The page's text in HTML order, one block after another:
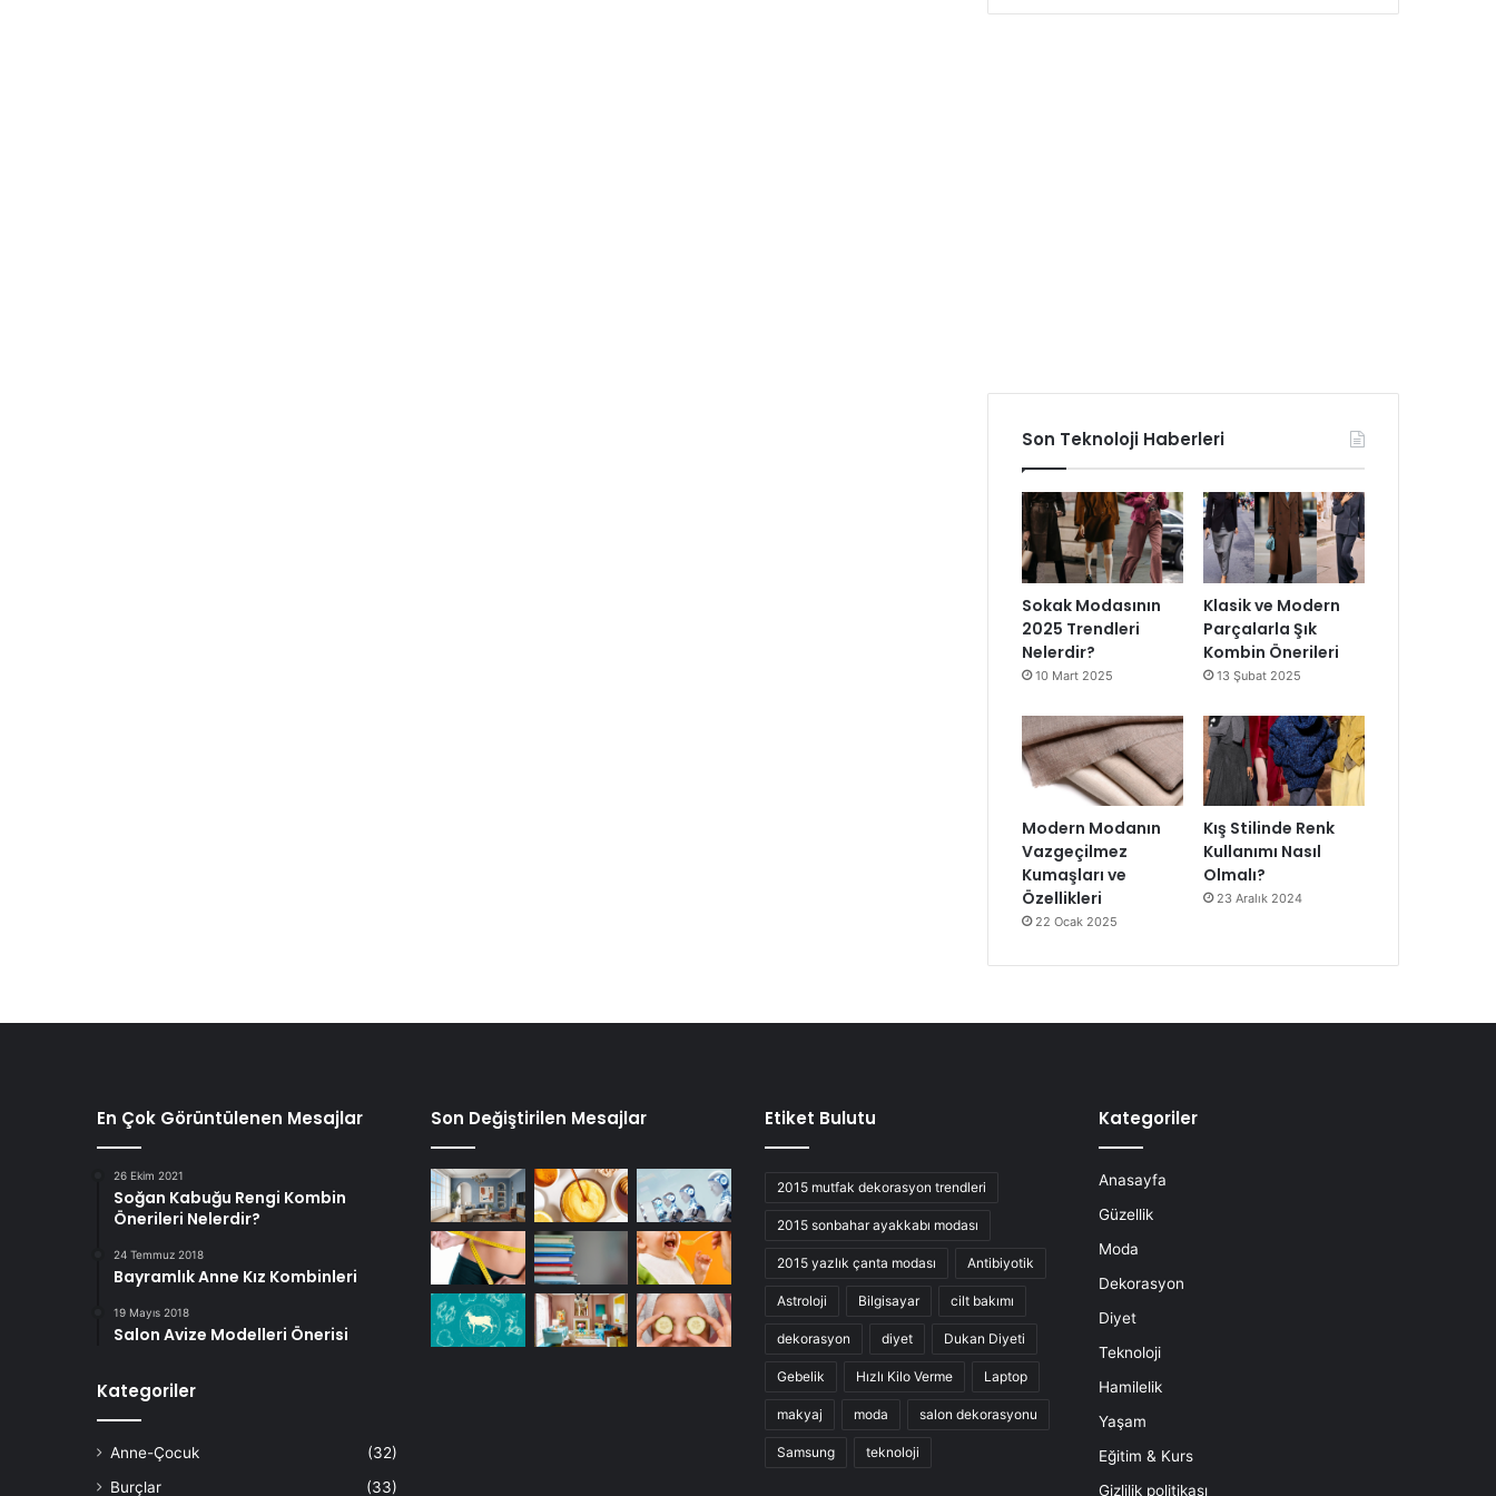
Son Teknoloji Haberleri
Sokak Modasının
2025 Trendleri
Nelerdir?
10 Mart 2025
Klasik ve Modern
Parçalarla Şık
Kombin Önerileri
13 Şubat 2025
Modern Modanın
Vazgeçilmez
Kumaşları ve
Özellikleri
22 Ocak 2025
Kış Stilinde Renk
Kullanımı Nasıl
Olmalı?
23 Aralık 2024
En Çok Görüntülenen Mesajlar
26 Ekim 2021
Soğan Kabuğu Rengi Kombin
Önerileri Nelerdir?
24 Temmuz 2018
Bayramlık Anne Kız Kombinleri
19 Mayıs 2018
Salon Avize Modelleri Önerisi
Kategoriler
Anne-Çocuk
(32)
Burçlar
(33)
Son Değiştirilen Mesajlar Etiket Bulutu
2015 mutfak dekorasyon trendleri
2015 sonbahar ayakkabı modası
2015 yazlık çanta modası Antibiyotik
Astroloji Bilgisayar cilt bakımı
dekorasyon diyet Dukan Diyeti
Gebelik Hızlı Kilo Verme Laptop
makyaj moda salon dekorasyonu
Samsung teknoloji
Kategoriler
Anasayfa
Güzellik
Moda
Dekorasyon
Diyet
Teknoloji
Hamilelik
Yaşam
Eğitim & Kurs
Gizlilik politikası